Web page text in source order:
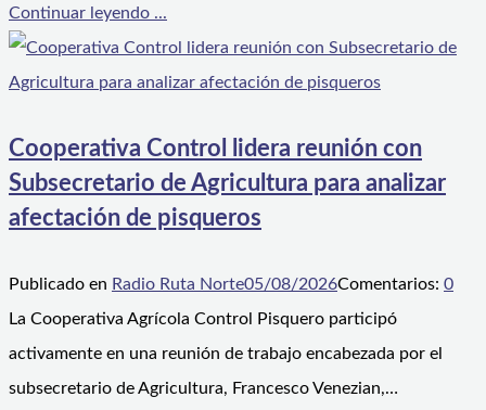
Continuar leyendo ...
Cooperativa Control lidera reunión con
Subsecretario de Agricultura para analizar
afectación de pisqueros
Publicado en Radio Ruta Norte05/08/2026Comentarios: 0
La Cooperativa Agrícola Control Pisquero participó
activamente en una reunión de trabajo encabezada por el
subsecretario de Agricultura, Francesco Venezian,…